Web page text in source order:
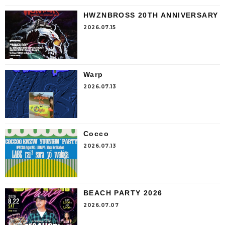
HWZNBROSS 20TH ANNIVERSARY
2026.07.15
Warp
2026.07.13
Cocco
2026.07.13
BEACH PARTY 2026
2026.07.07